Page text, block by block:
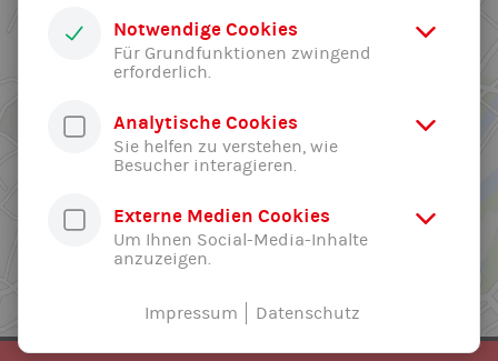
Notwendige Cookies
Für Grundfunktionen zwingend
erforderlich.
Analytische Cookies
Sie helfen zu verstehen, wie
Besucher interagieren.
Externe Medien Cookies
Um Ihnen Social-Media-Inhalte
anzuzeigen.
Impressum Datenschutz